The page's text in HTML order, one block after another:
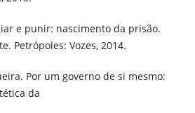
e punir: nascimento da prisão.
Petrópoles: Vozes, 2014.
Por um governo de si mesmo:
da